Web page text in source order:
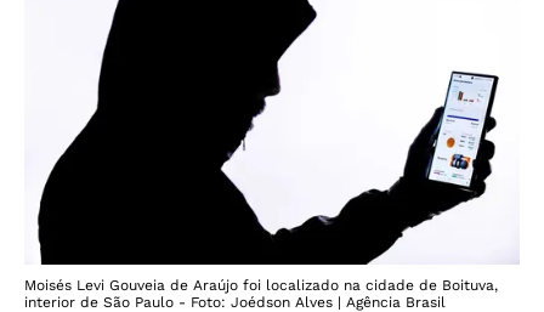
Moisés Levi Gouveia de Araújo foi localizado na cidade de Boituva,
interior de São Paulo - Foto: Joédson Alves | Agência Brasil